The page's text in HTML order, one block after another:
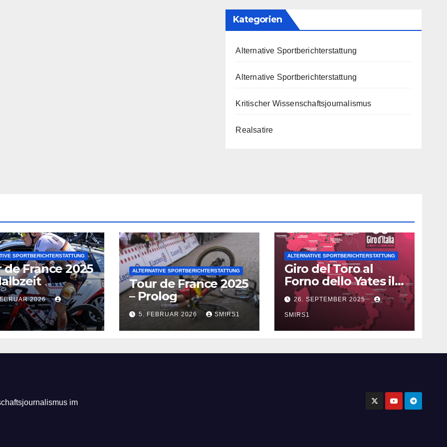
Kategorien
Alternative Sportberichterstattung
Alternative Sportberichterstattung
Kritischer Wissenschaftsjournalismus
Realsatire
SPORTBERICHTERSTATTUNG
de France 2025
2026
ALTERNATIVE SPORTBERICHTERSTATTUNG
Tour de France 2025
– Prolog
5. FEBRUAR 2026 SMIRS1
ALTERNATIVE SPORTBERICHTERSTATTUNG
Giro del Toro al
Forno dello Yates il
Doping con AICAR?
26. SEPTEMBER 2025
SMIRS1
im